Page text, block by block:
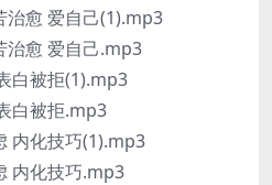
治愈 爱自己(1).mp3
治愈 爱自己.mp3
白被拒(1).mp3
白被拒.mp3
内化技巧(1).mp3
内化技巧.mp3